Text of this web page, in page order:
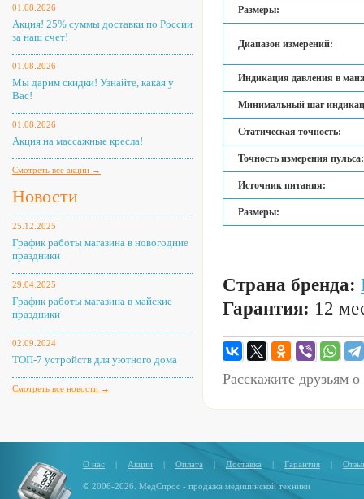
01.08.2026
Акция! 25% суммы доставки по России
за наш счет!
01.08.2026
Мы дарим скидки! Узнайте, какая у
Вас!
01.08.2026
Акция на массажные кресла!
Смотреть все акции →
Новости
25.12.2025
График работы магазина в новогодние
праздники
29.04.2025
График работы магазина в майские
праздники
02.09.2024
ТОП-7 устройств для уютного дома
Смотреть все новости →
Размеры:
Диапазон измерений:
Индикация давления в
Минимальный шаг
Статическая точность:
Точность измерения пульса:
Источник питания:
Размеры:
Страна бренда:
Гарантия: 12
Расскажите друзьям
О нас | Акции | Оплата | Доставка | Гарантия |
© 2006-2026. МедСпрос - продажа медицинской техники